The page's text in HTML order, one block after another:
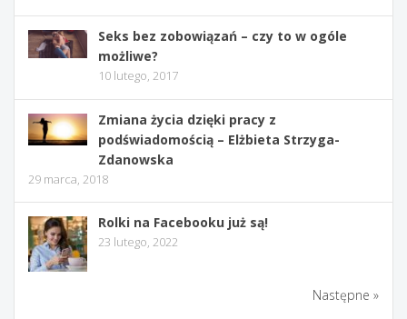
Seks bez zobowiązań – czy to w ogóle
możliwe?
10 lutego, 2017
Zmiana życia dzięki pracy z
podświadomością – Elżbieta Strzyga-
Zdanowska
29 marca, 2018
Rolki na Facebooku już są!
23 lutego, 2022
Następne »